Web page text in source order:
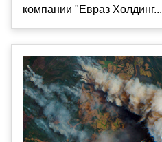
компании "Евраз Холдинг...